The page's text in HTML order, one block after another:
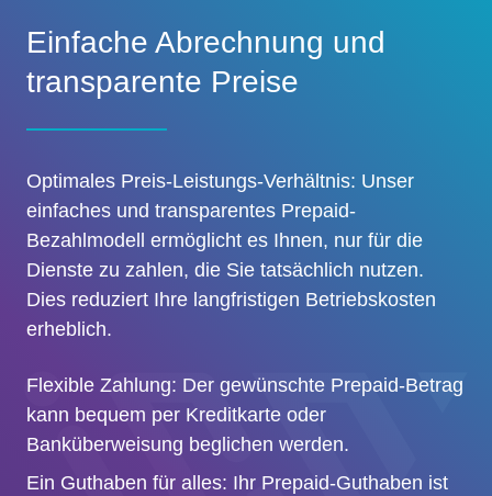
Einfache Abrechnung und
transparente Preise
Optimales Preis-Leistungs-Verhältnis: Unser
einfaches und transparentes Prepaid-
Bezahlmodell ermöglicht es Ihnen, nur für die
Dienste zu zahlen, die Sie tatsächlich nutzen.
Dies reduziert Ihre langfristigen Betriebskosten
erheblich.
Flexible Zahlung: Der gewünschte Prepaid-Betrag
kann bequem per Kreditkarte oder
Banküberweisung beglichen werden.
Ein Guthaben für alles: Ihr Prepaid-Guthaben ist